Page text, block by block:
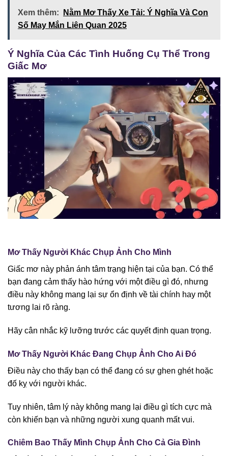
Xem thêm:
Nằm Mơ Thấy Xe Tải: Ý Nghĩa Và Con
Số May Mắn Liên Quan 2025
Ý Nghĩa Của Các Tình Huống Cụ Thể Trong
Giấc Mơ
Mơ Thấy Người Khác Chụp Ảnh Cho Mình
Giấc mơ này phản ánh tâm trạng hiện tại của bạn. Có thể
bạn đang cảm thấy hào hứng với một điều gì đó, nhưng
điều này không mang lại sự ổn định về tài chính hay một
tương lai rõ ràng.
Hãy cân nhắc kỹ lưỡng trước các quyết định quan trọng.
Mơ Thấy Người Khác Đang Chụp Ảnh Cho Ai Đó
Điều này cho thấy bạn có thể đang có sự ghen ghét hoặc
đố kỵ với người khác.
Tuy nhiên, tâm lý này không mang lại điều gì tích cực mà
còn khiến bạn và những người xung quanh mất vui.
Chiêm Bao Thấy Mình Chụp Ảnh Cho Cả Gia Đình